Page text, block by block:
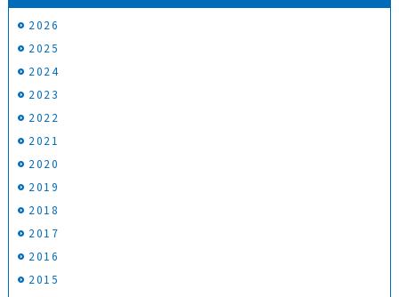
2026
2025
2024
2023
2022
2021
2020
2019
2018
2017
2016
2015